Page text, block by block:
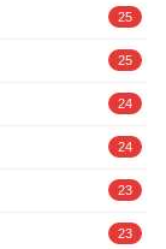
25
25
24
24
23
23